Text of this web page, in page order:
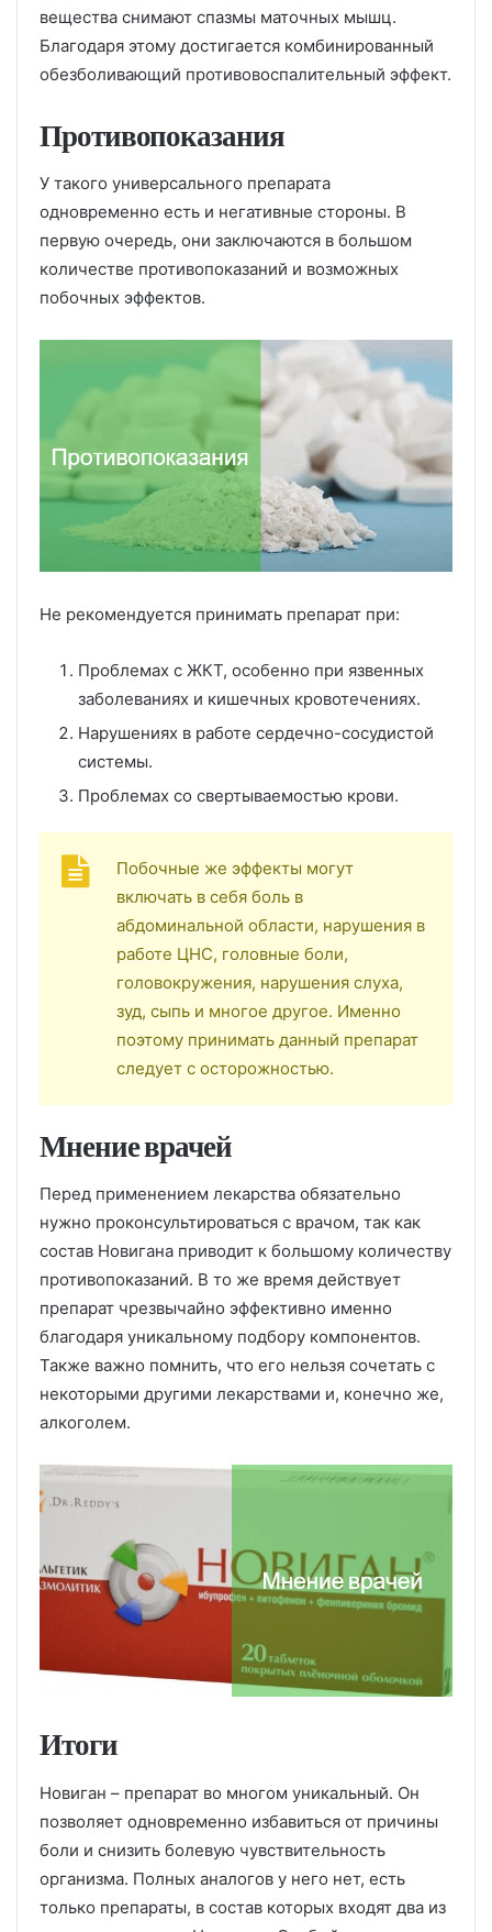
вещества снимают спазмы маточных мышц.
Благодаря этому достигается комбинированный
обезболивающий противовоспалительный эффект.
Противопоказания
У такого универсального препарата
одновременно есть и негативные стороны. В
первую очередь, они заключаются в большом
количестве противопоказаний и возможных
побочных эффектов.
Не рекомендуется принимать препарат при:
Проблемах с ЖКТ, особенно при язвенных
заболеваниях и кишечных кровотечениях.
Нарушениях в работе сердечно-сосудистой
системы.
Проблемах со свертываемостью крови.
Побочные же эффекты могут
включать в себя боль в
абдоминальной области, нарушения в
работе ЦНС, головные боли,
головокружения, нарушения слуха,
зуд, сыпь и многое другое. Именно
поэтому принимать данный препарат
следует с осторожностью.
Мнение врачей
Перед применением лекарства обязательно
нужно проконсультироваться с врачом, так как
состав Новигана приводит к большому количеству
противопоказаний. В то же время действует
препарат чрезвычайно эффективно именно
благодаря уникальному подбору компонентов.
Также важно помнить, что его нельзя сочетать с
некоторыми другими лекарствами и, конечно же,
алкоголем.
Итоги
Новиган – препарат во многом уникальный. Он
позволяет одновременно избавиться от причины
боли и снизить болевую чувствительность
организма. Полных аналогов у него нет, есть
только препараты, в состав которых входят два из